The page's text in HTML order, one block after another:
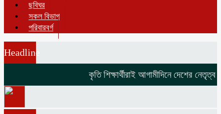
ছবিঘর
সকল বিভাগ
পরিবারবর্গ
Headline
কৃতি শিক্ষার্থীরাই আগামীদিনে দেশের নেতৃত্ব